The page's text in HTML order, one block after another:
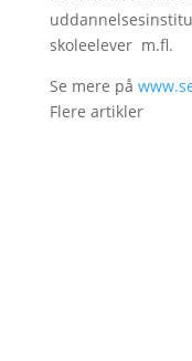
skoleelever m.fl.
Se mere på
Flere artikler